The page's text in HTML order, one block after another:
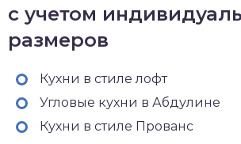
с учетом
размеров
Кухни в стиле лофт
Угловые кухни в Абдулине
Кухни в стиле Прованс